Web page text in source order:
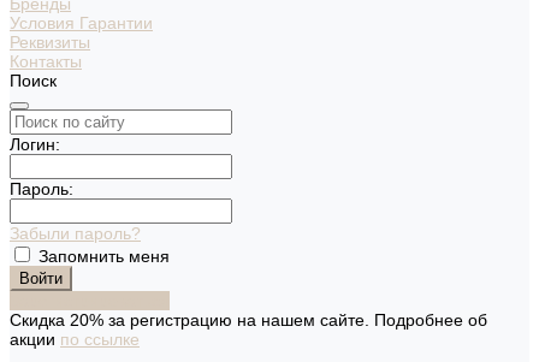
Условия Гарантии
Реквизиты
Контакты
Поиск
Логин:
Пароль:
Забыли пароль?
Запомнить меня
Скидка 20% за регистрацию на нашем сайте. Подробнее об
акции по ссылке